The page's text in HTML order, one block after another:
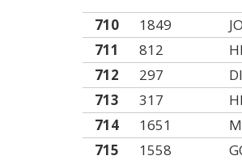
710 1849
711
812
712
297
713
317
714
1651
715
1558